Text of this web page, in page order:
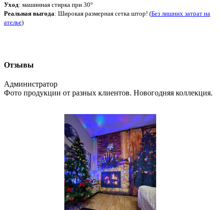
Уход: машинная стирка при 30°
Реальная выгода: Широкая размерная сетка штор! (Без лишних затрат на
ателье)
Отзывы
Администратор
Фото продукции от разных клиентов. Новогодняя коллекция.